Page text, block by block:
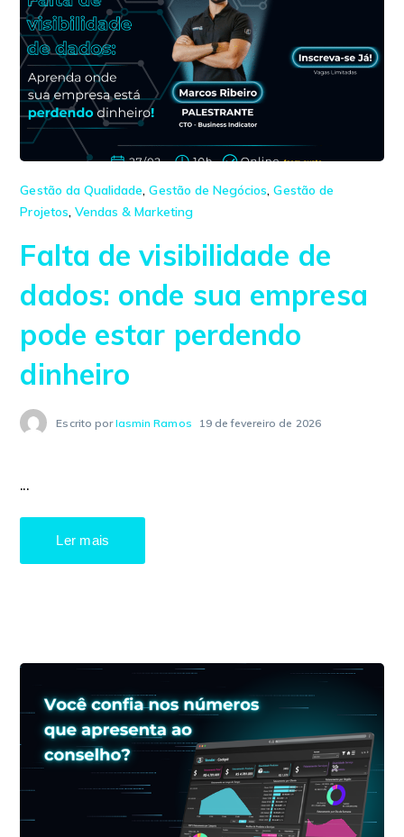
Gestão da Qualidade,Gestão de Negócios,Gestão de
Projetos, Vendas & Marketing
Falta de visibilidade de
dados: onde sua empresa
pode estar perdendo
dinheiro
Escrito porIasmin Ramos 19 de fevereiro de 2026
...
Ler mais